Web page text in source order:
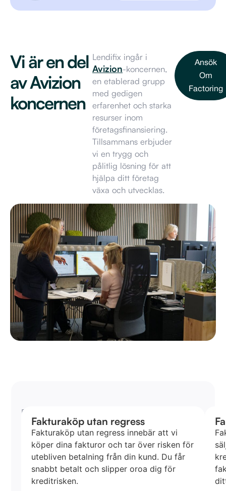
Vi är en del
av Avizion
koncernen
Lendifix ingår i
Avizion-koncernen,
en etablerad grupp
med gedigen
erfarenhet och starka
resurser inom
företagsfinansiering.
Tillsammans erbjuder
vi en trygg och
pålitlig lösning för att
hjälpa ditt företag
växa och utvecklas.
Ansök
Om
Factoring
Olika
typer
av
factoring
Det
finns
flera
typer
factoring,
anpassade
Fakturaköp utan regress
Fakturaköp utan regress innebär att vi
köper dina fakturor och tar över risken för
utebliven betalning från din kund. Du får
snabbt betalt och slipper oroa dig för
kreditrisken.